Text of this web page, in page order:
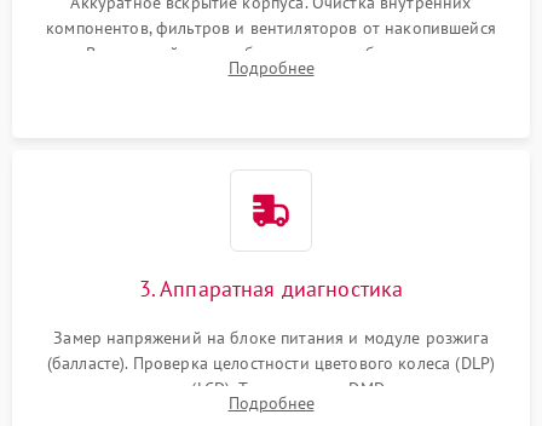
компонентов, фильтров и вентиляторов от накопившейся
пыли. Визуальный осмотр блока питания, балласта лампы и
материнской платы на наличие прогаров или вздутых
Подробнее
3. Аппаратная диагностика
Замер напряжений на блоке питания и модуле розжига
(балласте). Проверка целостности цветового колеса (DLP)
или поляризаторов (LCD). Тестирование DMD-чипа, датчиков
температуры и оптопар с помощью мультиметра и
Подробнее